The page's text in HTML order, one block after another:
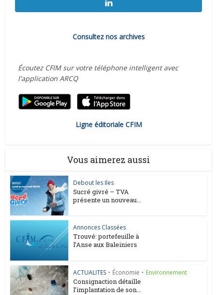
Consultez nos archives
Écoutez CFIM sur votre téléphone intelligent avec
l'application ARCQ
Ligne éditoriale CFIM
Vous aimerez aussi
Debout les Iles
Sucré givré – TVA
présente un nouveau...
Annonces Classées
Trouvé: portefeuille à
l’Anse aux Baleiniers
ACTUALITES • Économie • Environnement
Consignaction détaille
l’implantation de son...